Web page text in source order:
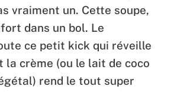
vraiment un. Cette soupe,
dans un bol. Le
ce petit kick qui réveille
la crème (ou le lait de coco
rend le tout super